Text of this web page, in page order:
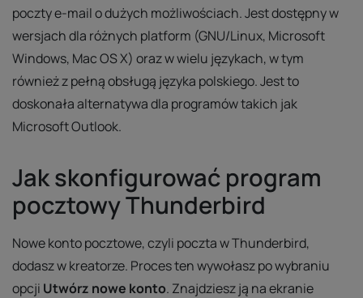
poczty e-mail o dużych możliwościach. Jest dostępny w
wersjach dla różnych platform (GNU/Linux, Microsoft
Windows, Mac OS X) oraz w wielu językach, w tym
również z pełną obsługą języka polskiego. Jest to
doskonała alternatywa dla programów takich jak
Microsoft Outlook.
Jak skonfigurować program
pocztowy Thunderbird
Nowe konto pocztowe, czyli poczta w Thunderbird,
dodasz w kreatorze. Proces ten wywołasz po wybraniu
opcji Utwórz nowe konto. Znajdziesz ją na ekranie